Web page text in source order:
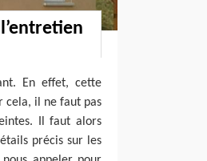
En effet, cette
cela, il ne faut pas
Il faut alors
précis sur les